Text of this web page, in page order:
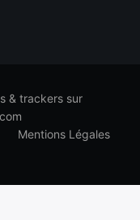
& trackers sur
Mentions Légales